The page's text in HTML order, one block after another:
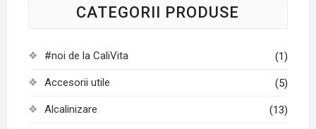
CATEGORII PRODUSE
#noi de la CaliVita (1)
Accesorii utile (5)
Alcalinizare (13)